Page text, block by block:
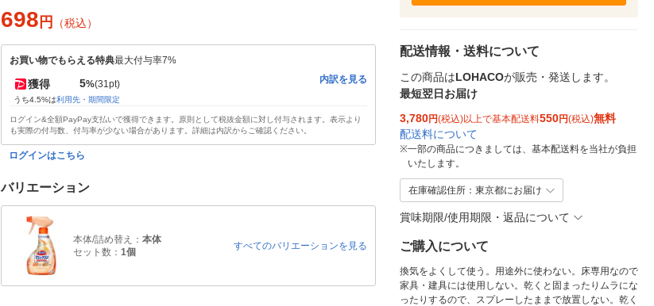
698 円 （税込）
お買い物でもらえる特典最大付与率7%
獲得 5%(31pt)
うち4.5%は利用先・期間限定
内訳を見る
ログイン&全額PayPay支払いで獲得できます。原則として税抜金額に対し付与されます。表示より
も実際の付与数、付与率が少ない場合があります。詳細は内訳からご確認ください。
ログインはこちら
バリエーション
本体/詰め替え： 本体
セット数： 1個
すべてのバリエーションを見る
配送情報・送料について
この商品はLOHACOが販売・発送します。
最短翌日お届け
3,780円(税込)以上で基本配送料550円(税込)無料
配送料について
※一部の商品につきましては、基本配送料を当社が負担
いたします。
在庫確認住所：東京都にお届け
賞味期限/使用期限・返品について
ご購入について
換気をよくして使う。用途外に使わない。床専用なので
家具・建具には使用しない。乾くと固まったりムラにな
ったりするので、スプレーしたままで放置しない。乾く